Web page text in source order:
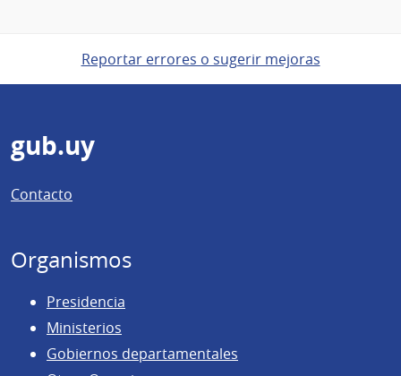
Reportar errores o sugerir mejoras
Pie
de
página
gub.uy
Contacto
Organismos
Presidencia
Ministerios
Gobiernos departamentales